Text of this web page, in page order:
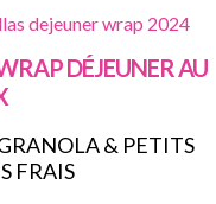
DÉJEUNER AU
& PETITS
FRAIS